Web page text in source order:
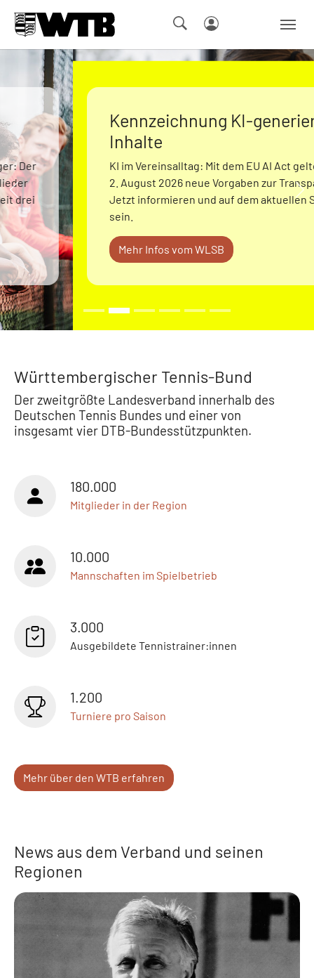
Kennzeichnung KI-generierter
Inhalte
KI im Vereinsalltag: Mit dem EU AI Act gelten seit
2. August 2026 neue Vorgaben zur Transparenz.
Jetzt informieren und auf dem aktuellen Stand
sein.
Mehr Infos vom WLSB
Zurück
Württembergischer Tennis-Bund
Der zweitgrößte Landesverband innerhalb des
Deutschen Tennis Bundes und einer von
insgesamt vier DTB-Bundesstützpunkten.
180.000
Mitglieder in der Region
10.000
Mannschaften im Spielbetrieb
3.000
Ausgebildete Tennistrainer:innen
1.200
Turniere pro Saison
Mehr über den WTB erfahren
News aus dem Verband und seinen
Regionen